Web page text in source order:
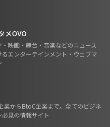
メOVO
・映画・舞台・音楽などのニュース
るエンターテインメント・ウェブマ
業からBtoC企業まで。全てのビジネ
必見の情報サイト